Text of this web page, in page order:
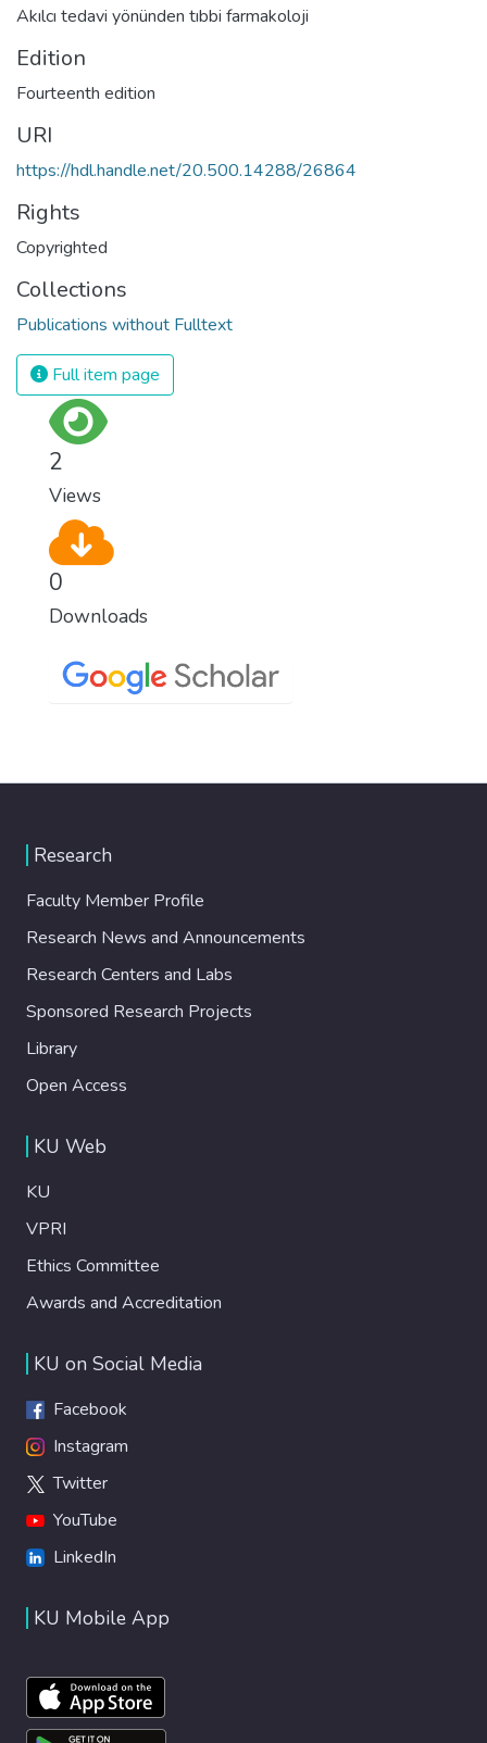
Akılcı tedavi yönünden tıbbi farmakoloji
Edition
Fourteenth edition
URI
https://hdl.handle.net/20.500.14288/26864
Rights
Copyrighted
Collections
Publications without Fulltext
Full item page
2
Views
0
Downloads
Research
Faculty Member Profile
Research News and Announcements
Research Centers and Labs
Sponsored Research Projects
Library
Open Access
KU Web
KU
VPRI
Ethics Committee
Awards and Accreditation
KU on Social Media
Facebook
Instagram
Twitter
YouTube
LinkedIn
KU Mobile App